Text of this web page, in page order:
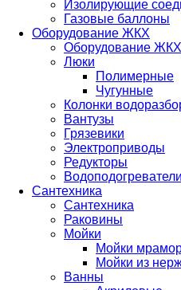
Изолирующие
Газовые баллоны
Оборудование ЖКХ
Оборудование ЖКХ
Люки
Полимерные
Чугунные
Колонки
Вантузы
Грязевики
Электроприводы
Редукторы
Водоподогреватели
Сантехника
Сантехника
Раковины
Мойки
Мойки
Мойки из
Ванны